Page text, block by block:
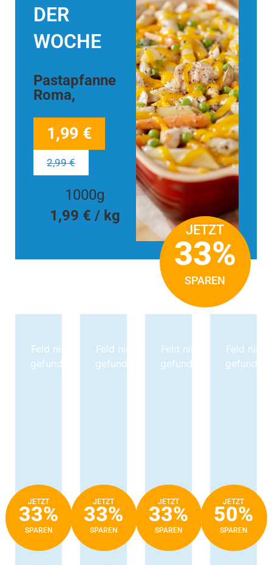
DER
WOCHE
Pastapfanne
Roma,
1,99 €
2,99 €
1000g
1,99 € / kg
JETZT
33%
SPAREN
Feld nicht
gefunden.
JETZT
33%
SPAREN
Feld nicht
gefunden.
JETZT
33%
SPAREN
Feld nicht
gefunden.
JETZT
33%
SPAREN
Feld nicht
gefunden.
JETZT
50%
SPAREN